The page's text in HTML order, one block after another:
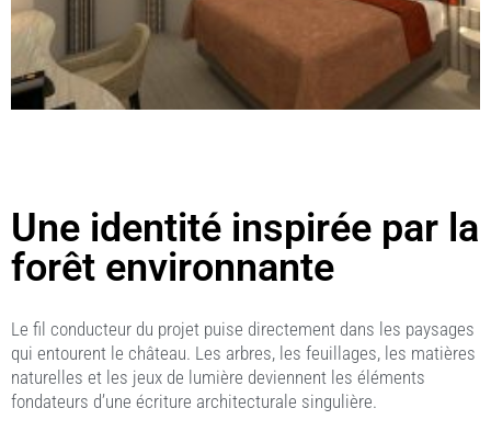
Une identité inspirée par la
forêt environnante
Le fil conducteur du projet puise directement dans les paysages
qui entourent le château. Les arbres, les feuillages, les matières
naturelles et les jeux de lumière deviennent les éléments
fondateurs d’une écriture architecturale singulière.